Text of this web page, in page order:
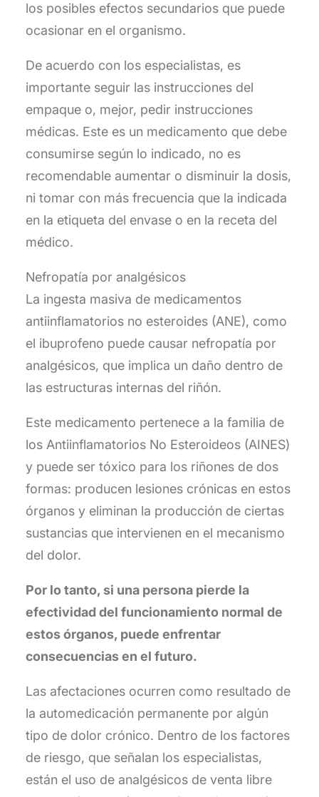
los posibles efectos secundarios que puede
ocasionar en el organismo.
De acuerdo con los especialistas, es
importante seguir las instrucciones del
empaque o, mejor, pedir instrucciones
médicas. Este es un medicamento que debe
consumirse según lo indicado, no es
recomendable aumentar o disminuir la dosis,
ni tomar con más frecuencia que la indicada
en la etiqueta del envase o en la receta del
médico.
Nefropatía por analgésicos
La ingesta masiva de medicamentos
antiinflamatorios no esteroides (ANE), como
el ibuprofeno puede causar nefropatía por
analgésicos, que implica un daño dentro de
las estructuras internas del riñón.
Este medicamento pertenece a la familia de
los Antiinflamatorios No Esteroideos (AINES)
y puede ser tóxico para los riñones de dos
formas: producen lesiones crónicas en estos
órganos y eliminan la producción de ciertas
sustancias que intervienen en el mecanismo
del dolor.
Por lo tanto, si una persona pierde la
efectividad del funcionamiento normal de
estos órganos, puede enfrentar
consecuencias en el futuro.
Las afectaciones ocurren como resultado de
la automedicación permanente por algún
tipo de dolor crónico. Dentro de los factores
de riesgo, que señalan los especialistas,
están el uso de analgésicos de venta libre